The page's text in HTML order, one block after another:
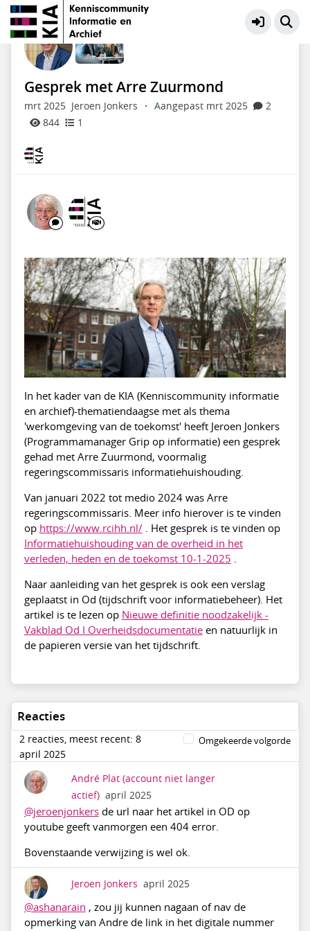
KIA Community Meer
Gesprek met Arre Zuurmond
mrt 2025 Jeroen Jonkers · Aangepast mrt 2025
2
844
1
In het kader van de KIA (Kenniscommunity informatie
en archief)-thematiendaagse met als thema
'werkomgeving van de toekomst' heeft Jeroen Jonkers
(Programmamanager Grip op informatie) een gesprek
gehad met Arre Zuurmond, voormalig
regeringscommissaris informatiehuishouding.
Van januari 2022 tot medio 2024 was Arre
regeringscommissaris. Meer info hierover is te vinden
op https://www.rcihh.nl/. Het gesprek is te vinden op
Informatiehuishouding van de overheid in het
verleden, heden en de toekomst 10-1-2025
Naar aanleiding van het gesprek is ook een verslag
geplaatst in Od (tijdschrift voor informatiebeheer). Het
artikel is te lezen op Nieuwe definitie noodzakelijk -
Vakblad Od I Overheidsdocumentatieen natuurlijk in
de papieren versie van het tijdschrift.
Reacties
2 reacties, meest recent: 8
april 2025
Omgekeerde volgorde
André Plat (account niet langer
actief) april 2025
@jeroenjonkersde url naar het artikel in OD op
youtube geeft vanmorgen een 404 error.
Bovenstaande verwijzing is wel ok.
Jeroen Jonkers april 2025
@ashanarain , zou jij kunnen nagaan of nav de
opmerking van Andre de link in het digitale nummer